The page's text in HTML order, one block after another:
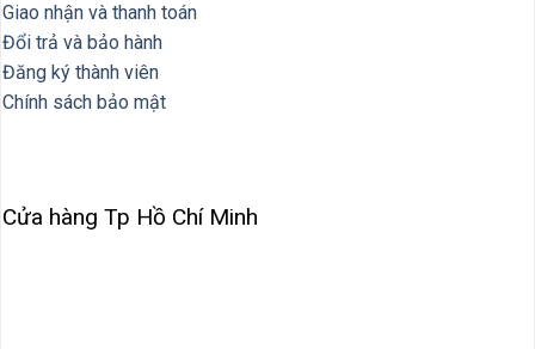
Giao nhận và thanh toán
Đổi trả và bảo hành
Đăng ký thành viên
Chính sách bảo mật
Cửa hàng Tp Hồ Chí Minh